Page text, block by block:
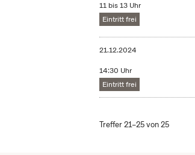
11 bis 13 Uhr
Eintritt frei
21.12.2024
14:30 Uhr
Eintritt frei
Treffer 21–25 von 25